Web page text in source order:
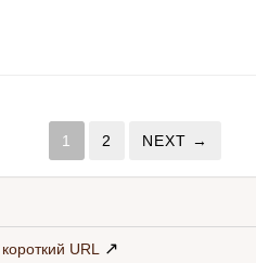
1 2 NEXT →
URL ↗